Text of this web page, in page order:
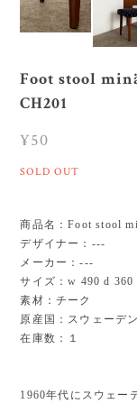
Foot stool
CH201
¥50
SOLD OUT
商品名：Foot stool
デザイナー：---
メーカー：---
サイズ：w 490 d 360
素材：チーク
原産国：スウェーデン
在庫数：１
1960年代にスウェー